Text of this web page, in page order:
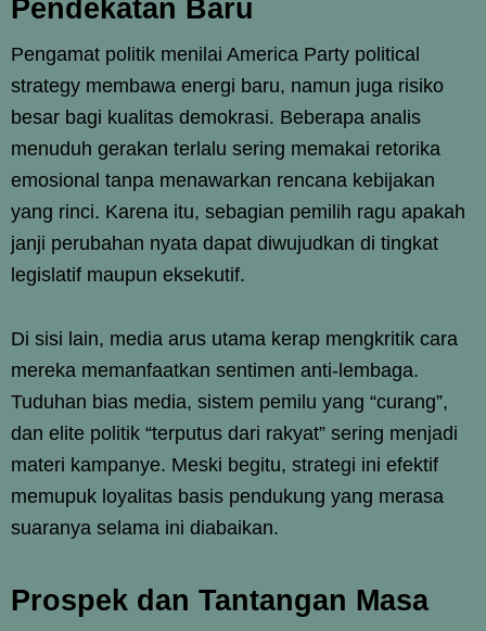
Pendekatan Baru
Pengamat politik menilai America Party political
strategy membawa energi baru, namun juga risiko
besar bagi kualitas demokrasi. Beberapa analis
menuduh gerakan terlalu sering memakai retorika
emosional tanpa menawarkan rencana kebijakan
yang rinci. Karena itu, sebagian pemilih ragu apakah
janji perubahan nyata dapat diwujudkan di tingkat
legislatif maupun eksekutif.
Di sisi lain, media arus utama kerap mengkritik cara
mereka memanfaatkan sentimen anti-lembaga.
Tuduhan bias media, sistem pemilu yang “curang”,
dan elite politik “terputus dari rakyat” sering menjadi
materi kampanye. Meski begitu, strategi ini efektif
memupuk loyalitas basis pendukung yang merasa
suaranya selama ini diabaikan.
Prospek dan Tantangan Masa